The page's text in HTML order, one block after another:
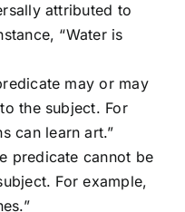
attributed to
“Water is
may or may
the subject. For
can learn art.”
predicate cannot be
For example,